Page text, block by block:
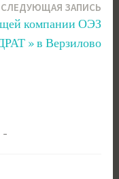
СЛЕДУЮЩАЯ ЗАПИСЬ
компании ОЭЗ
» в Верзилово